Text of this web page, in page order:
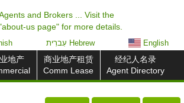
and Brokers ... Visit the
us page" for more details.
עִברִית Hebrew English
地产
商业地产租赁
Comm Lease
经纪人名录
Agent Directory